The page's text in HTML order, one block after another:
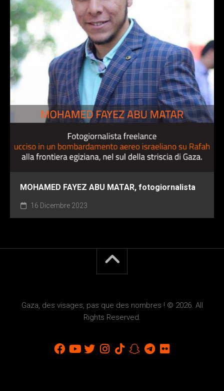
MOHAMED FAYEZ ABU MATAR, fotogiornalista
16 Dicembre 2023
Gaza, des visages, pas que des nombres ! © 2026. All
Rights Reserved.